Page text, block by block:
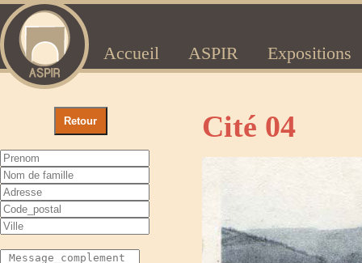
Accueil ASPIR Expositions
Cité 04